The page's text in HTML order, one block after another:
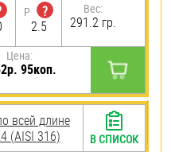
P
?
2.5
Вес:
291.2 гр.
Цена:
95коп.
всей длине
(AISI 316)
В СПИСОК